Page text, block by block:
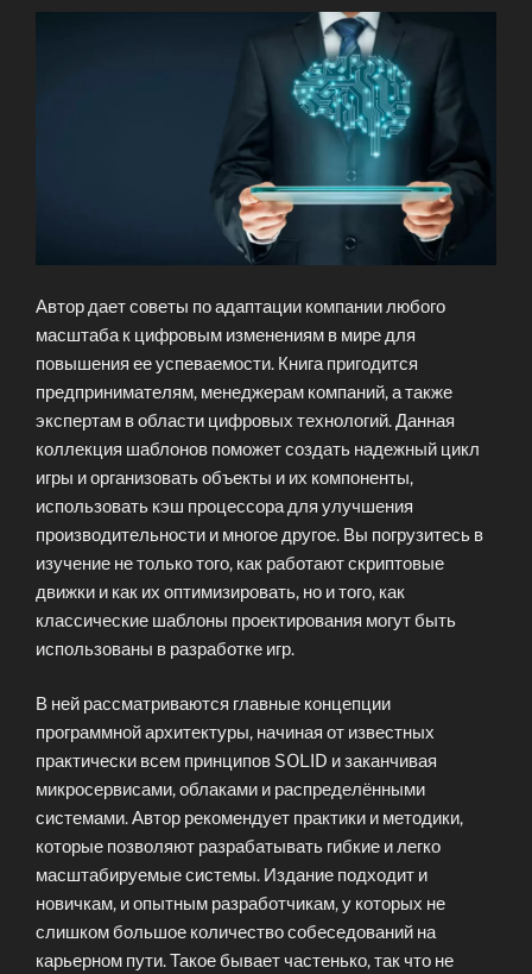
Автор дает советы по адаптации компании любого
масштаба к цифровым изменениям в мире для
повышения ее успеваемости. Книга пригодится
предпринимателям, менеджерам компаний, а также
экспертам в области цифровых технологий. Данная
коллекция шаблонов поможет создать надежный цикл
игры и организовать объекты и их компоненты,
использовать кэш процессора для улучшения
производительности и многое другое. Вы погрузитесь в
изучение не только того, как работают скриптовые
движки и как их оптимизировать, но и того, как
классические шаблоны проектирования могут быть
использованы в разработке игр.
В ней рассматриваются главные концепции
программной архитектуры, начиная от известных
практически всем принципов SOLID и заканчивая
микросервисами, облаками и распределёнными
системами. Автор рекомендует практики и методики,
которые позволяют разрабатывать гибкие и легко
масштабируемые системы. Издание подходит и
новичкам, и опытным разработчикам, у которых не
слишком большое количество собеседований на
карьерном пути. Такое бывает частенько, так что не